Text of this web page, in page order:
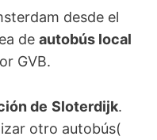
desde el
de autobús local
GVB.
de Sloterdijk.
otro autobús(